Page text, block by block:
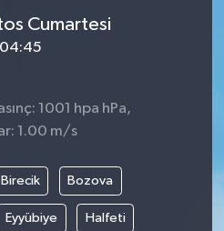
Cumartesi
04:45
1001 hpa hPa,
1.00 m/s
Birecik Bozova
Eyyübiye Halfeti